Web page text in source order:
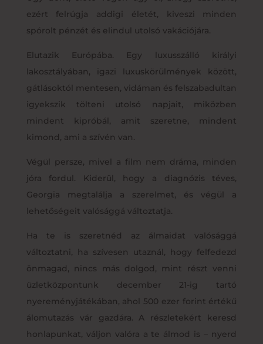
ezért felrúgja addigi életét, kiveszi minden
spórolt pénzét és elindul utolsó vakációjára.
Elutazik Európába. Egy luxusszálló királyi
lakosztályában, igazi luxuskörülmények között,
gátlásoktól mentesen, vidáman és felszabadultan
igyekszik tölteni utolsó napjait, miközben
mindent kipróbál, amit szeretne, mindent
kimond, ami a szívén van.
Végül persze, mivel a film nem dráma, minden
jóra fordul. Kiderül, hogy a diagnózis téves,
Georgia megtalálja a szerelmet, és végül a
lehetőségeit valósággá változtatja.
Ha te is szeretnéd az álmaidat valósággá
változtatni, ha szívesen utaznál, hogy felfedezd
önmagad, nincs más dolgod, mint részt venni
üzletközpontunk december 21-ig tartó
nyereményjátékában, ahol 500 ezer forint értékű
álomutazás vár gazdára. A részletekért keresd
honlapunkat, váljon valóra a te álmod is – nyerd